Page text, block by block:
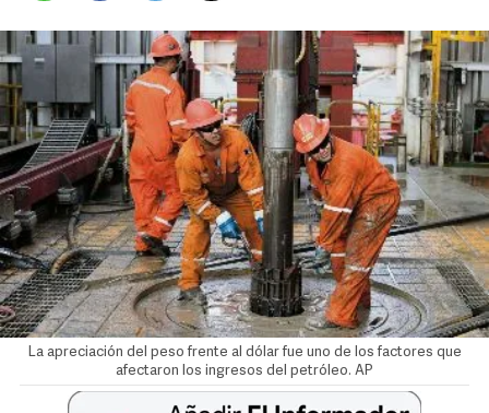
La apreciación del peso frente al dólar fue uno de los factores que
afectaron los ingresos del petróleo. AP